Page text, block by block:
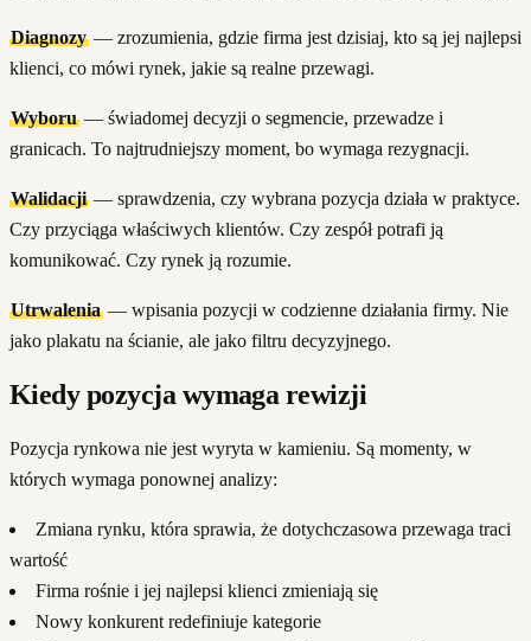
Diagnozy— zrozumienia, gdzie firma jest dzisiaj, kto są jej najlepsi
klienci, co mówi rynek, jakie są realne przewagi.
Wyboru— świadomej decyzji o segmencie, przewadze i
granicach. To najtrudniejszy moment, bo wymaga rezygnacji.
Walidacji— sprawdzenia, czy wybrana pozycja działa w praktyce.
Czy przyciąga właściwych klientów. Czy zespół potrafi ją
komunikować. Czy rynek ją rozumie.
Utrwalenia— wpisania pozycji w codzienne działania firmy. Nie
jako plakatu na ścianie, ale jako filtru decyzyjnego.
Kiedy pozycja wymaga rewizji
Pozycja rynkowa nie jest wyryta w kamieniu. Są momenty, w
których wymaga ponownej analizy:
Zmiana rynku, która sprawia, że dotychczasowa przewaga traci
wartość
Firma rośnie i jej najlepsi klienci zmieniają się
Nowy konkurent redefiniuje kategorie